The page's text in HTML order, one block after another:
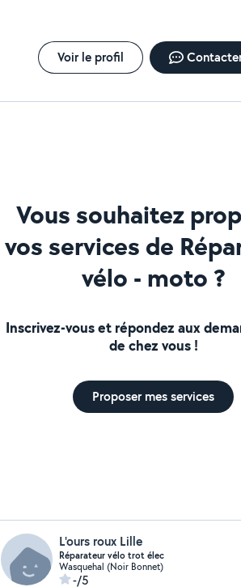
Voir le profil
Vous souhaitez
vos services de
vélo - moto ?
Inscrivez-vous et répondez aux
de chez vous !
Proposer mes services
L'ours roux Lille
Réparateur vélo trot élec
Wasquehal (Noir Bonnet)
-/5